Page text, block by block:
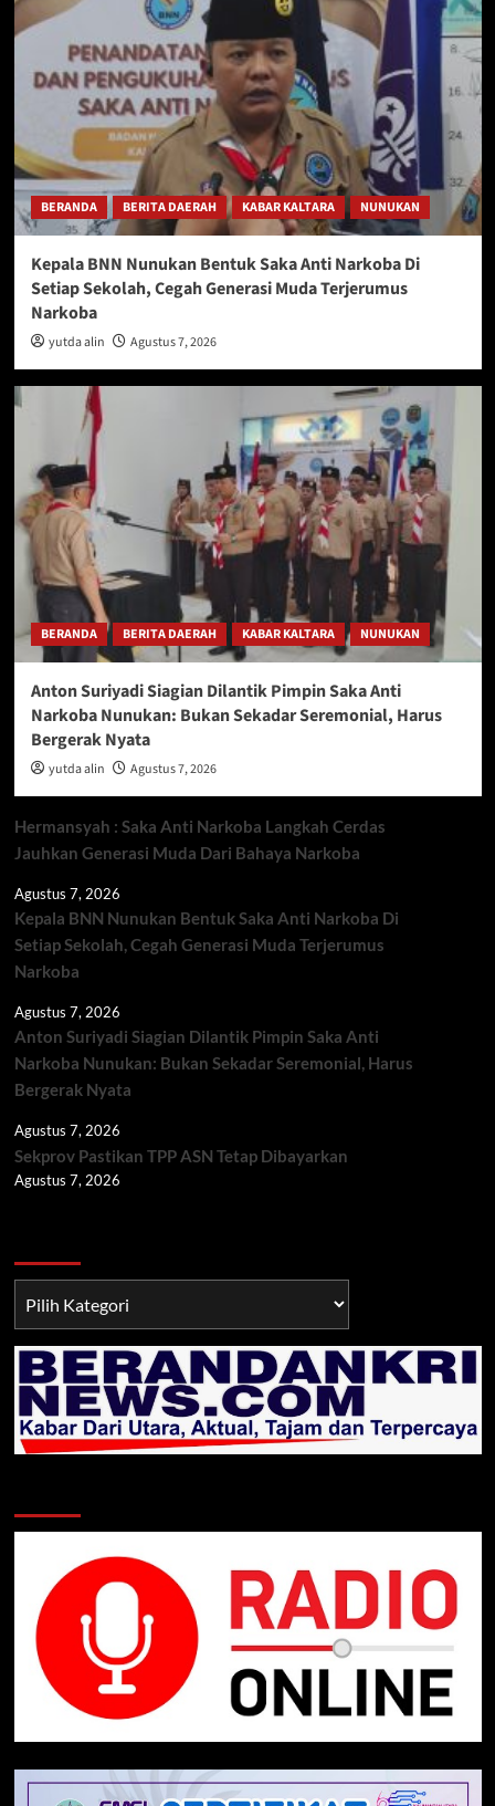
BERANDA BERITA DAERAH KABAR KALTARA NUNUKAN
Kepala BNN Nunukan Bentuk Saka Anti Narkoba Di
Setiap Sekolah, Cegah Generasi Muda Terjerumus
Narkoba
yutda alin Agustus 7, 2026
BERANDA BERITA DAERAH KABAR KALTARA NUNUKAN
Anton Suriyadi Siagian Dilantik Pimpin Saka Anti
Narkoba Nunukan: Bukan Sekadar Seremonial, Harus
Bergerak Nyata
yutda alin Agustus 7, 2026
Hermansyah : Saka Anti Narkoba Langkah Cerdas
Jauhkan Generasi Muda Dari Bahaya Narkoba
Agustus 7, 2026
Kepala BNN Nunukan Bentuk Saka Anti Narkoba Di
Setiap Sekolah, Cegah Generasi Muda Terjerumus
Narkoba
Agustus 7, 2026
Anton Suriyadi Siagian Dilantik Pimpin Saka Anti
Narkoba Nunukan: Bukan Sekadar Seremonial, Harus
Bergerak Nyata
Agustus 7, 2026
Sekprov Pastikan TPP ASN Tetap Dibayarkan
Agustus 7, 2026
TNI/POLRI